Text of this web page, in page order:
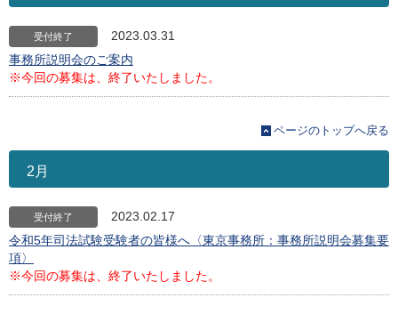
受付終了
2023.03.31
事務所説明会のご案内
※今回の募集は、終了いたしました。
ページのトップへ戻る
2月
受付終了
2023.02.17
令和5年司法試験受験者の皆様へ〈東京事務所：事務所説明会募集要
項〉
※今回の募集は、終了いたしました。